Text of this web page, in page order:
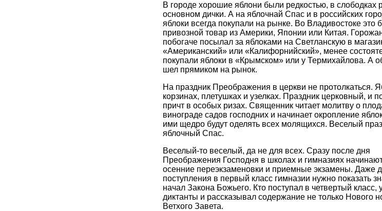
В городе хорошие яблони были редкостью, в слободках
основном дички. А на яблочнай Спас и в российских
яблоки всегда покупали на рынке. Во Владивостоке это
привозной товар из Америки, Японии или Китая.
побогаче посылал за яблоками на Светланскую в
«Американский» или «Калифорнийский», менее
покупали яблоки в «Крымском» или у Термихайлова. А
шел прямиком на рынок.
На праздник Преображения в церкви не протолкаться.
корзинах, плетушках и узелках. Праздник церковный, и
причт в особых ризах. Священник читает молитву о
винограде садов господних и начинает окропление
ими щедро будут оделять всех молящихся. Веселый
яблочный Спас.
Веселый-то веселый, да не для всех. Сразу после дня
Преображения Господня в школах и гимназиях
осенние переэкзаменовки и приемные экзамены. Даже
поступления в первый класс гимназии нужно показать
начал Закона Божьего. Кто поступал в четвертый класс,
диктанты и рассказывал содержание не только Нового
Ветхого Завета.